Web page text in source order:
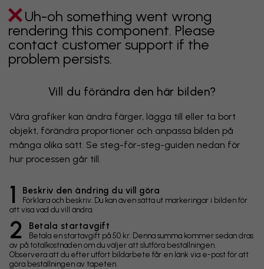
Uh-oh something went wrong
rendering this component. Please
contact customer support if the
problem persists.
Vill du förändra den här bilden?
Våra grafiker kan ändra färger, lägga till eller ta bort
objekt, förändra proportioner och anpassa bilden på
många olika sätt. Se steg-för-steg-guiden nedan för
hur processen går till.
1 Beskriv den ändring du vill göra
Förklara och beskriv. Du kan även sätta ut markeringar i bilden för
att visa vad du vill ändra.
2 Betala startavgift
Betala en startavgift på 50 kr. Denna summa kommer sedan dras
av på totalkostnaden om du väljer att slutföra beställningen.
Observera att du efter utfört bildarbete får en länk via e-post för att
göra beställningen av tapeten.